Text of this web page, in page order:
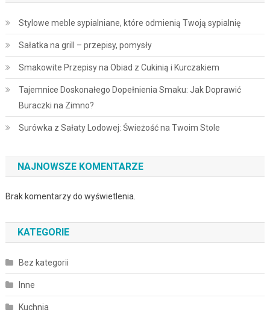
Stylowe meble sypialniane, które odmienią Twoją sypialnię
Sałatka na grill – przepisy, pomysły
Smakowite Przepisy na Obiad z Cukinią i Kurczakiem
Tajemnice Doskonałego Dopełnienia Smaku: Jak Doprawić
Buraczki na Zimno?
Surówka z Sałaty Lodowej: Świeżość na Twoim Stole
NAJNOWSZE KOMENTARZE
Brak komentarzy do wyświetlenia.
KATEGORIE
Bez kategorii
Inne
Kuchnia